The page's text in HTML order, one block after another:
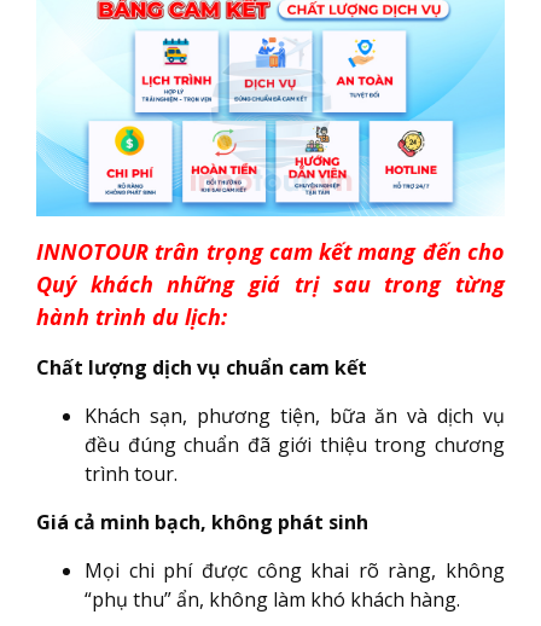
INNOTOUR trân trọng cam kết mang đến cho
Quý khách những giá trị sau trong từng
hành trình du lịch:
Chất lượng dịch vụ chuẩn cam kết
Khách sạn, phương tiện, bữa ăn và dịch vụ
đều đúng chuẩn đã giới thiệu trong chương
trình tour.
Giá cả minh bạch, không phát sinh
Mọi chi phí được công khai rõ ràng, không
“phụ thu” ẩn, không làm khó khách hàng.